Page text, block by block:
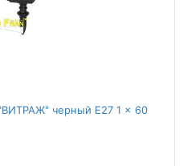
черный E27 1 x 60